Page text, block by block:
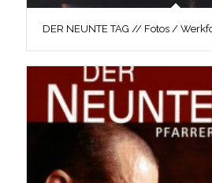
DER NEUNTE TAG // Fotos /